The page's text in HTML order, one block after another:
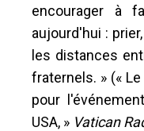
encourager à
aujourd'hui :
les distances
fraternels. » («
pour
USA, » Vatican